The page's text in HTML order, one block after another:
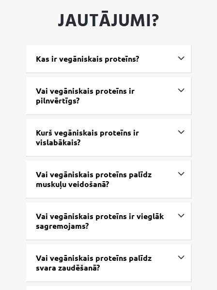
JAUTĀJUMI?
Kas ir vegāniskais proteīns?
Vai vegāniskais proteīns ir
pilnvērtīgs?
Kurš vegāniskais proteīns ir
vislabākais?
Vai vegāniskais proteīns palīdz
muskuļu veidošanā?
Vai vegāniskais proteīns ir vieglāk
sagremojams?
Vai vegāniskais proteīns palīdz
svara zaudēšanā?